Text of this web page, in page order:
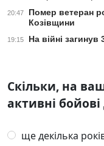
20:47
Помер ветеран
Козівщини
19:15 На війні
Скільки, на
активні бойові
ще декілька